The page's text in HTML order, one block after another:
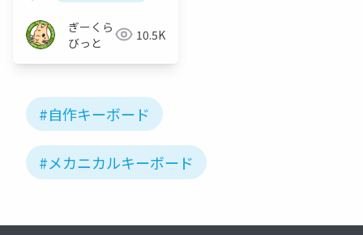
ぎーくら
びっと
10.5K
#自作キーボード
#メカニカルキーボード